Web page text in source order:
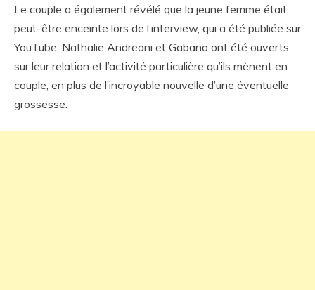
Le couple a également révélé que la jeune femme était
peut-être enceinte lors de l’interview, qui a été publiée sur
YouTube. Nathalie Andreani et Gabano ont été ouverts
sur leur relation et l’activité particulière qu’ils mènent en
couple, en plus de l’incroyable nouvelle d’une éventuelle
grossesse.